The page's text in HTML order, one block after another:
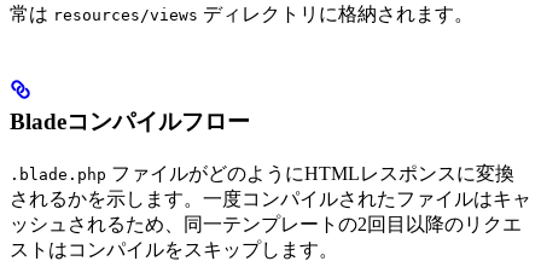
常は resources/views ディレクトリに格納されます。
Bladeコンパイルフロー
.blade.php ファイルがどのようにHTMLレスポンスに変換
されるかを示します。一度コンパイルされたファイルはキャ
ッシュされるため、同一テンプレートの2回目以降のリクエ
ストはコンパイルをスキップします。